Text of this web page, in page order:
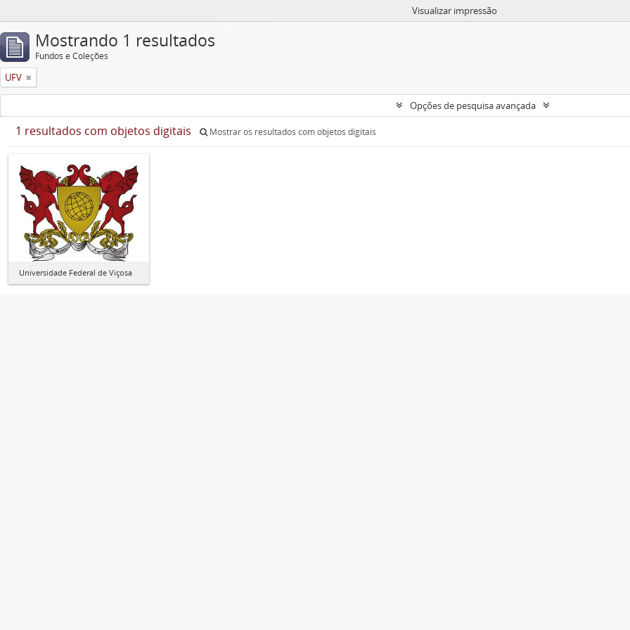
Visualizar impressão
Mostrando 1 resultados
Fundos e Coleções
UFV
Opções de pesquisa avançada
1 resultados com objetos digitais Mostrar os resultados com objetos digitais
Universidade Federal de Viçosa